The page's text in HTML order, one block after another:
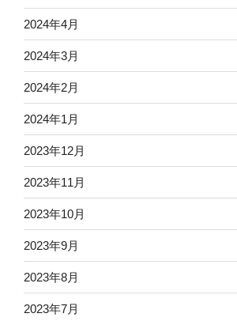
2024年4月
2024年3月
2024年2月
2024年1月
2023年12月
2023年11月
2023年10月
2023年9月
2023年8月
2023年7月